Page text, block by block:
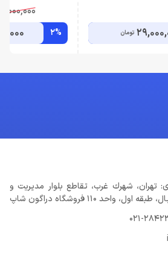
تومان 2%
شهرك غرب، تقاطع بلوار مدیریت و
واحد 110 فروشگاه دراگون شاپ
021-